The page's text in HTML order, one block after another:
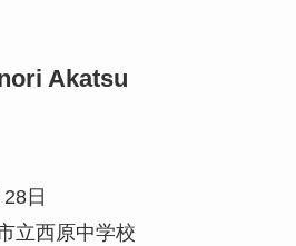
Akatsu
日
立西原中学校